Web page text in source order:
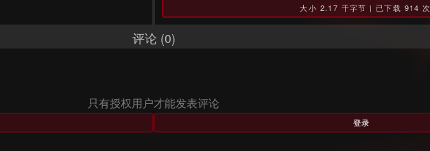
大小 2.17 千字节 | 已下载 914 次
评论 (0)
只有授权用户才能发表评论
登录